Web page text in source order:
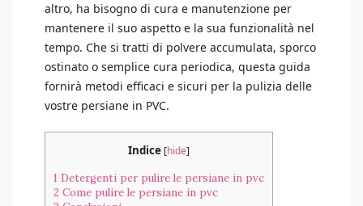
altro, ha bisogno di cura e manutenzione per
mantenere il suo aspetto e la sua funzionalità nel
tempo. Che si tratti di polvere accumulata, sporco
ostinato o semplice cura periodica, questa guida
fornirà metodi efficaci e sicuri per la pulizia delle
vostre persiane in PVC.
Indice [hide]
1 Detergenti per pulire le persiane in pvc
2 Come pulire le persiane in pvc